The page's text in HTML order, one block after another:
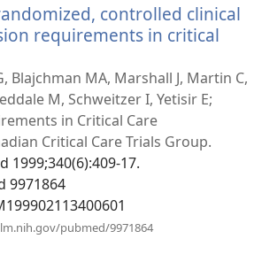
controlled clinical
requirements in critical
Blajchman MA, Marshall J, Martin C,
M, Schweitzer I, Yetisir E;
in Critical Care
Critical Care Trials Group.
1999;340(6):409-17.
9971864
pubmed/9971864